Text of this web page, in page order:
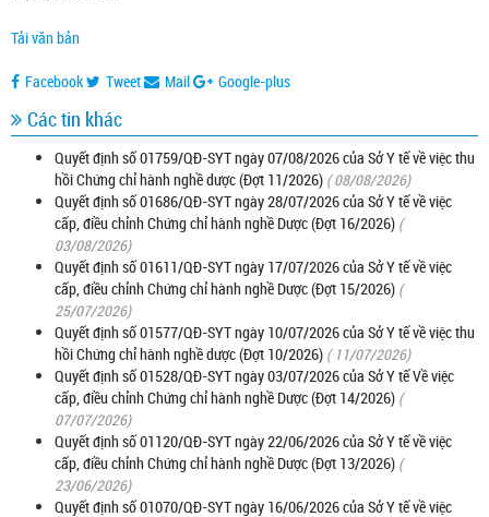
Tải văn bản
Facebook Tweet Mail Google-plus
Các tin khác
Quyết định số 01759/QĐ-SYT ngày 07/08/2026 của Sở Y tế về việc thu
hồi Chứng chỉ hành nghề dược (Đợt 11/2026) ( 08/08/2026)
Quyết định số 01686/QĐ-SYT ngày 28/07/2026 của Sở Y tế về việc
cấp, điều chỉnh Chứng chỉ hành nghề Dược (Đợt 16/2026) (
03/08/2026)
Quyết định số 01611/QĐ-SYT ngày 17/07/2026 của Sở Y tế về việc
cấp, điều chỉnh Chứng chỉ hành nghề Dược (Đợt 15/2026) (
25/07/2026)
Quyết định số 01577/QĐ-SYT ngày 10/07/2026 của Sở Y tế về việc thu
hồi Chứng chỉ hành nghề dược (Đợt 10/2026) ( 11/07/2026)
Quyết định số 01528/QĐ-SYT ngày 03/07/2026 của Sở Y tế Về việc
cấp, điều chỉnh Chứng chỉ hành nghề Dược (Đợt 14/2026) (
07/07/2026)
Quyết định số 01120/QĐ-SYT ngày 22/06/2026 của Sở Y tế về việc
cấp, điều chỉnh Chứng chỉ hành nghề Dược (Đợt 13/2026) (
23/06/2026)
Quyết định số 01070/QĐ-SYT ngày 16/06/2026 của Sở Y tế về việc